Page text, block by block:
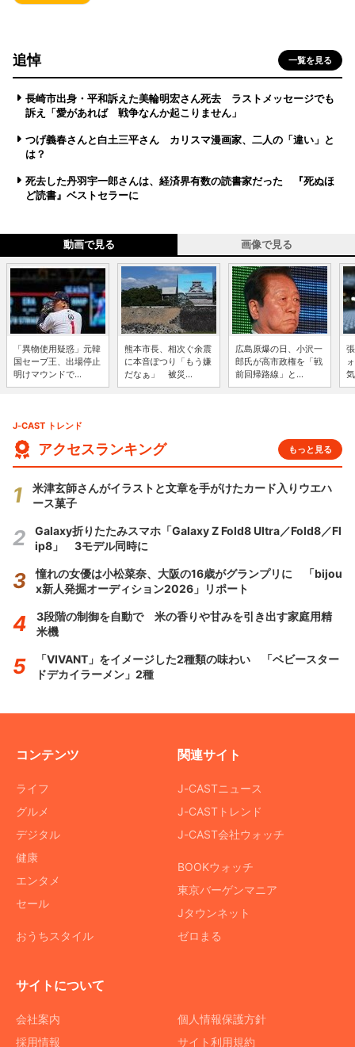
追悼 一覧を見る
長崎市出身・平和訴えた美輪明宏さん死去 ラストメッセージでも
訴え「愛があれば 戦争なんか起こりません」
つげ義春さんと白土三平さん カリスマ漫画家、二人の「違い」と
は？
死去した丹羽宇一郎さんは、経済界有数の読書家だった 『死ぬほ
ど読書』ベストセラーに
動画で見る 画像で見る
「異物使用疑惑」元韓
国セーブ王、出場停止
明けマウンドで...
熊本市長、相次ぐ余震
に本音ぽつり「もう嫌
だなぁ」 被災...
広島原爆の日、小沢一
郎氏が高市政権を「戦
前回帰路線」と...
J-CAST トレンド
アクセスランキング もっと見る
米津玄師さんがイラストと文章を手がけたカード入りウエハ
ース菓子
Galaxy折りたたみスマホ「Galaxy Z Fold8 Ultra／Fold8／Fl
ip8」 3モデル同時に
憧れの女優は小松菜奈、大阪の16歳がグランプリに 「bijou
x新人発掘オーディション2026」リポート
3段階の制御を自動で 米の香りや甘みを引き出す家庭用精
米機
「VIVANT」をイメージした2種類の味わい 「ベビースター
ドデカイラーメン」2種
コンテンツ
ライフ
グルメ
デジタル
健康
エンタメ
セール
おうちスタイル
関連サイト
J-CASTニュース
J-CASTトレンド
J-CAST会社ウォッチ
BOOKウォッチ
東京バーゲンマニア
Jタウンネット
ゼロまる
サイトについて
会社案内
採用情報
個人情報保護方針
サイト利用規約